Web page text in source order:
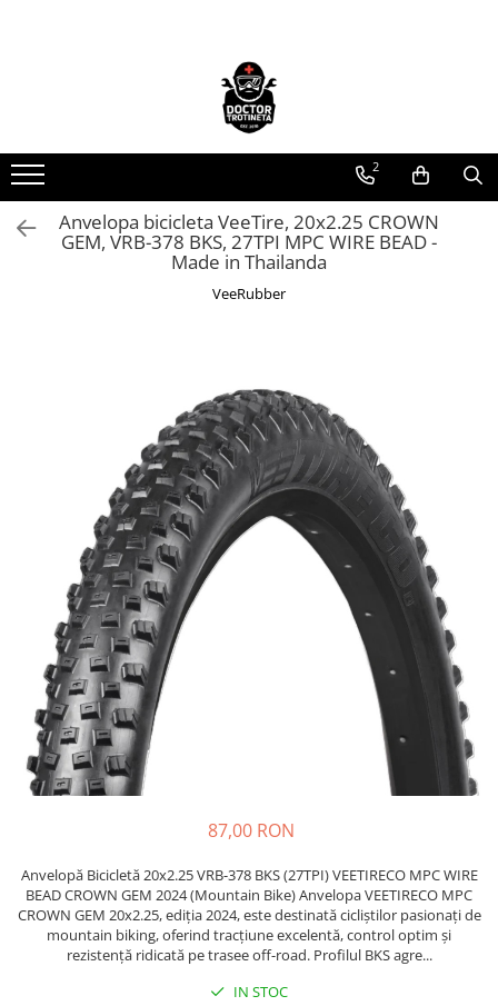
Toate produsele
Piese de schimb
https://www.doctortrotineta.ro/electrica
Acceleratie
Contact cu cheie
https://www.doctortrotineta.ro/frane
Discuri frana
Placute de frana
Manete de frana
Etrieri
https://www.doctortrotineta.ro/lumini
Stop trotineta
Faruri
https://www.doctortrotineta.ro/cadru
Aparatori (aripi)
Suspensie
Cauciucuri
https://www.doctortrotineta.ro/camere-
de-aer
2
Anvelopa bicicleta VeeTire, 20x2.25 CROWN
GEM, VRB-378 BKS, 27TPI MPC WIRE BEAD -
Made in Thailanda
VeeRubber
87,00 RON
Anvelopă Bicicletă 20x2.25 VRB-378 BKS (27TPI) VEETIRECO MPC WIRE
BEAD CROWN GEM 2024 (Mountain Bike) Anvelopa VEETIRECO MPC
CROWN GEM 20x2.25, ediția 2024, este destinată cicliștilor pasionați de
mountain biking, oferind tracțiune excelentă, control optim și
rezistență ridicată pe trasee off-road. Profilul BKS agre...
IN STOC